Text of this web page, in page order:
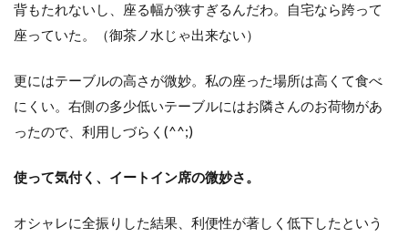
背もたれないし、座る幅が狭すぎるんだわ。自宅なら跨って
座っていた。（御茶ノ水じゃ出来ない）
更にはテーブルの高さが微妙。私の座った場所は高くて食べ
にくい。右側の多少低いテーブルにはお隣さんのお荷物があ
ったので、利用しづらく(^^;)
使って気付く、イートイン席の微妙さ。
オシャレに全振りした結果、利便性が著しく低下したという